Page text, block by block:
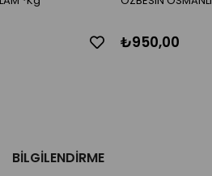
₺950,00
BİLGİLENDİRME